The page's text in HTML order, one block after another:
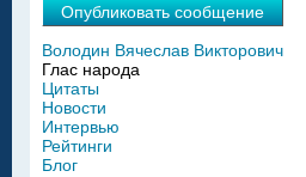
Опубликовать сообщение
Володин Вячеслав Викторович
Глас народа
Цитаты
Новости
Интервью
Рейтинги
Блог